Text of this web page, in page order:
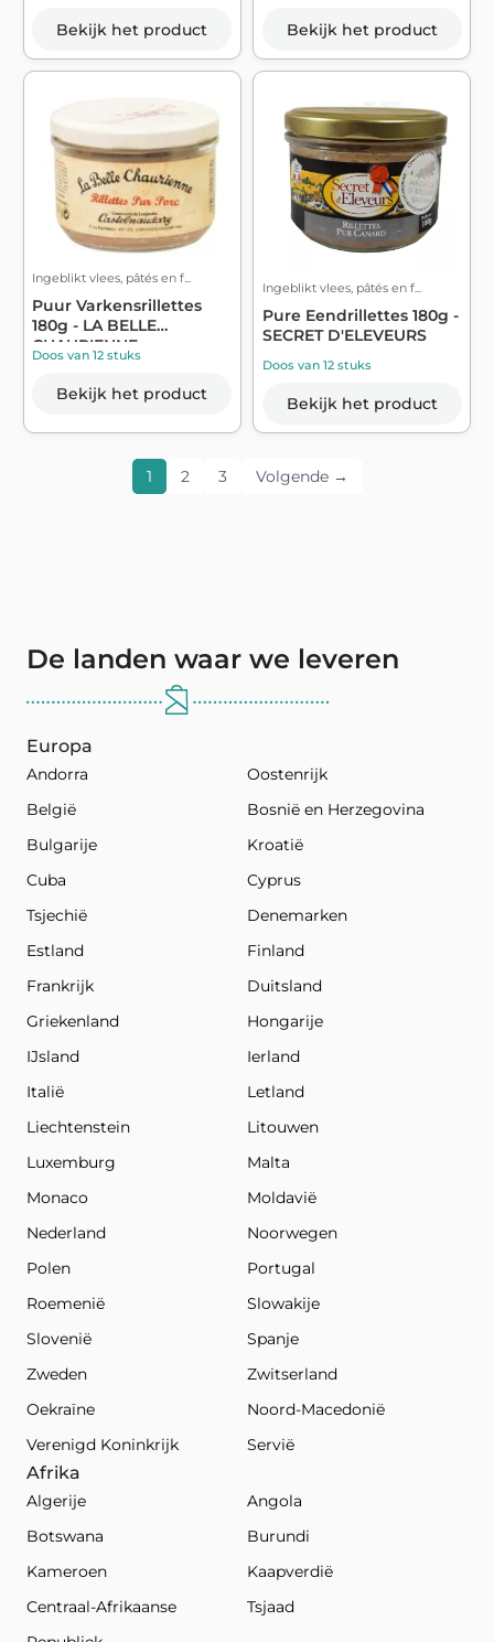
Bekijk het product Bekijk het product
Ingeblikt vlees, pâtés en f...
Puur Varkensrillettes
180g - LA BELLE
CHAURIENNE
Doos van 12 stuks
Bekijk het product
Ingeblikt vlees, pâtés en f...
Pure Eendrillettes 180g -
SECRET D'ELEVEURS
Doos van 12 stuks
Bekijk het product
1 2 3 Volgende →
De landen waar we leveren
Europa
Andorra
Oostenrijk
België
Bosnië en Herzegovina
Bulgarije
Kroatië
Cuba
Cyprus
Tsjechië
Denemarken
Estland
Finland
Frankrijk
Duitsland
Griekenland
Hongarije
IJsland
Ierland
Italië
Letland
Liechtenstein
Litouwen
Luxemburg
Malta
Monaco
Moldavië
Nederland
Noorwegen
Polen
Portugal
Roemenië
Slowakije
Slovenië
Spanje
Zweden
Zwitserland
Oekraïne
Noord-Macedonië
Verenigd Koninkrijk
Servië
Afrika
Algerije
Angola
Botswana
Burundi
Kameroen
Kaapverdië
Centraal-Afrikaanse
Tsjaad